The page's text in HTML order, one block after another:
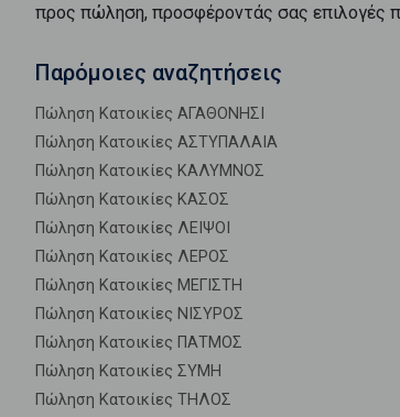
προς πώληση, προσφέροντάς σας επιλογές
Παρόμοιες αναζητήσεις
Πώληση Κατοικίες ΑΓΑΘΟΝΗΣΙ
Πώληση Κατοικίες ΑΣΤΥΠΑΛΑΙΑ
Πώληση Κατοικίες ΚΑΛΥΜΝΟΣ
Πώληση Κατοικίες ΚΑΣΟΣ
Πώληση Κατοικίες ΛΕΙΨΟΙ
Πώληση Κατοικίες ΛΕΡΟΣ
Πώληση Κατοικίες ΜΕΓΙΣΤΗ
Πώληση Κατοικίες ΝΙΣΥΡΟΣ
Πώληση Κατοικίες ΠΑΤΜΟΣ
Πώληση Κατοικίες ΣΥΜΗ
Πώληση Κατοικίες ΤΗΛΟΣ